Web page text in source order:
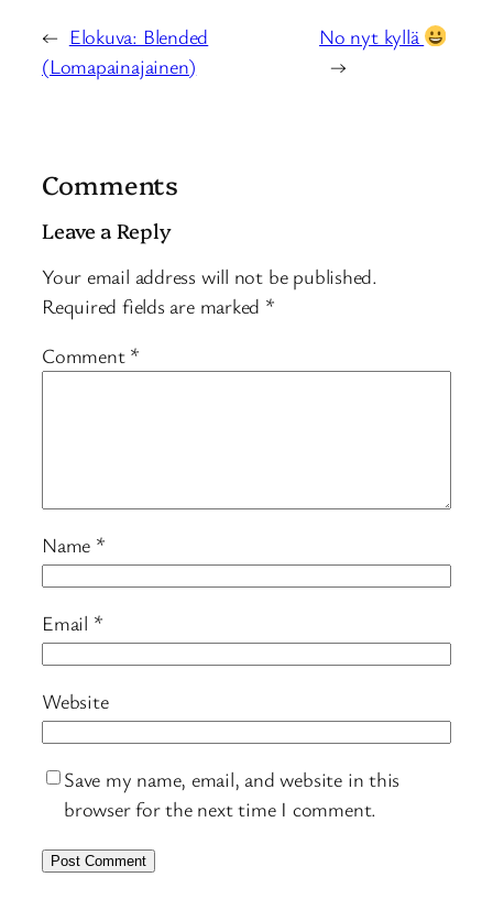
← Elokuva: Blended
(Lomapainajainen)
No nyt kyllä
→
Comments
Leave a Reply
Your email address will not be published.
Required fields are marked *
Comment *
Name *
Email *
Website
Save my name, email, and website in this
browser for the next time I comment.